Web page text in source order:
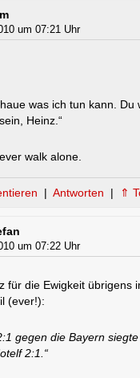
um 07:21 Uhr
was ich tun kann. Du
Heinz.“
walk alone.
| Antworten | ⇑
um 07:22 Uhr
für die Ewigkeit übrigens
(ever!):
gegen die Bayern
2:1.“